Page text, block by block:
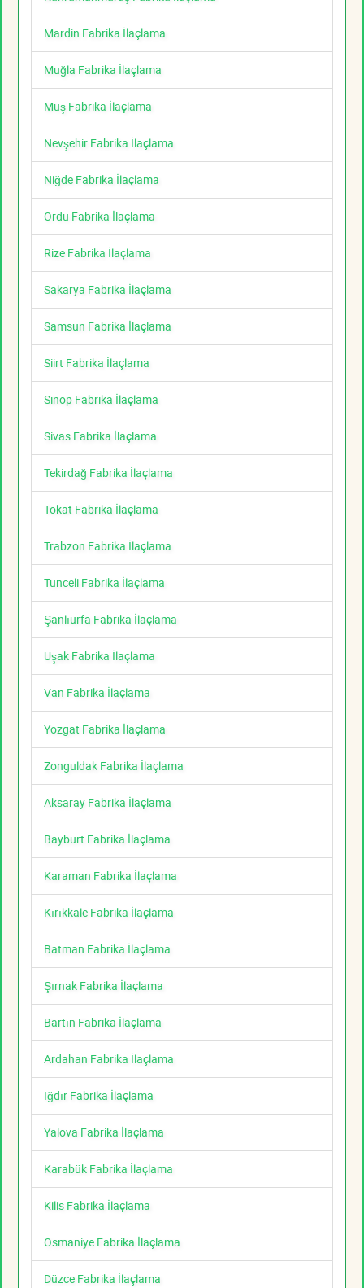
Mardin Fabrika İlaçlama
Muğla Fabrika İlaçlama
Muş Fabrika İlaçlama
Nevşehir Fabrika İlaçlama
Niğde Fabrika İlaçlama
Ordu Fabrika İlaçlama
Rize Fabrika İlaçlama
Sakarya Fabrika İlaçlama
Samsun Fabrika İlaçlama
Siirt Fabrika İlaçlama
Sinop Fabrika İlaçlama
Sivas Fabrika İlaçlama
Tekirdağ Fabrika İlaçlama
Tokat Fabrika İlaçlama
Trabzon Fabrika İlaçlama
Tunceli Fabrika İlaçlama
Şanlıurfa Fabrika İlaçlama
Uşak Fabrika İlaçlama
Van Fabrika İlaçlama
Yozgat Fabrika İlaçlama
Zonguldak Fabrika İlaçlama
Aksaray Fabrika İlaçlama
Bayburt Fabrika İlaçlama
Karaman Fabrika İlaçlama
Kırıkkale Fabrika İlaçlama
Batman Fabrika İlaçlama
Şırnak Fabrika İlaçlama
Bartın Fabrika İlaçlama
Ardahan Fabrika İlaçlama
Iğdır Fabrika İlaçlama
Yalova Fabrika İlaçlama
Karabük Fabrika İlaçlama
Kilis Fabrika İlaçlama
Osmaniye Fabrika İlaçlama
Düzce Fabrika İlaçlama